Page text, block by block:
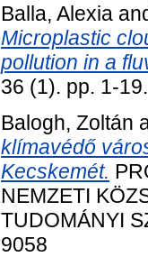
Balla, Alexia
Microplastic
pollution in a
36 (1). pp. 1-
Balogh, Zoltán
klímavédő
Kecskemét.
NEMZETI
TUDOMÁNYI
9058